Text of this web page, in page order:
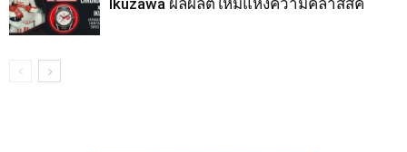
Ikuzawa ผลผลิตใหม่แห่งความคลาสสิค